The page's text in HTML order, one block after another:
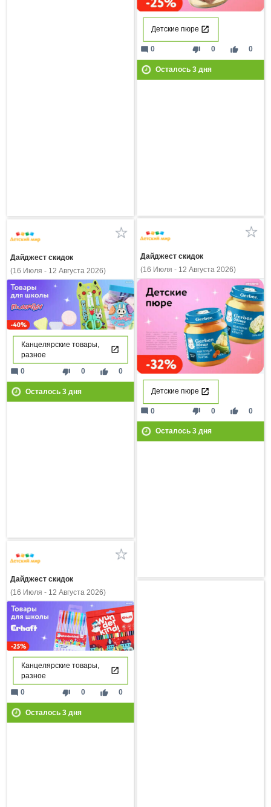
Детские пюре
thumb_down 0 thumb_up 0
mode_comment 0
Осталось 3дня
Дайджест скидок
(16 Июля - 12 Августа 2026)
Детские пюре
thumb_down 0 thumb_up 0
mode_comment 0
Осталось 3дня
Дайджест скидок
(16 Июля - 12 Августа 2026)
Канцелярские товары,
разное
thumb_down 0 thumb_up 0
mode_comment 0
Осталось 3дня
Дайджест скидок
(16 Июля - 12 Августа 2026)
Канцелярские товары,
разное
thumb_down 0 thumb_up 0
mode_comment 0
Осталось 3дня